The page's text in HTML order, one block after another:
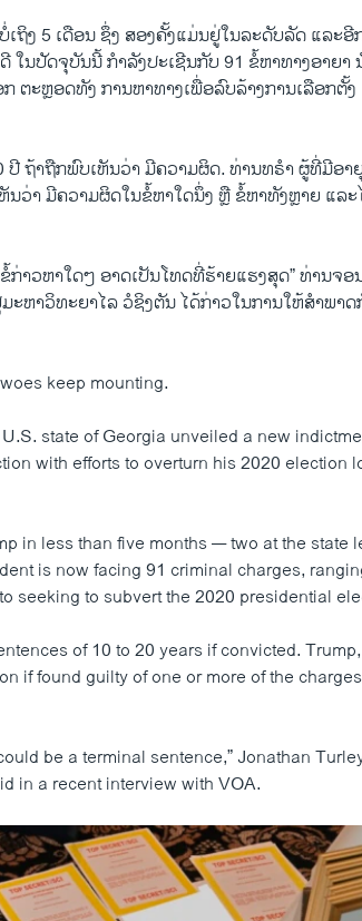
ຖິງ 5 ເດືອນ ຊຶ່ງ ສອງຄັ້ງແມ່ນຢູ່ໃນລະດັບລັດ ແລະອີ
ໃນປັດຈຸບັນນີ້ ກຳລັງປະເຊີນກັບ 91 ຂໍ້ຫາທາງອາຍາ
ະຫຼອດທັງ ການຫາທາງເພື່ອລົບລ້າງການເລືອກຕັ້ງ
ຖ້າຖືກພົບເຫັນວ່າ ມີຄວາມຜິດ. ທ່ານທຣຳ ຜູ້ທີ່ມີອາ
ວ່າ ມີຄວາມຜິດໃນຂໍ້ຫາໃດນຶ່ງ ຫຼື ຂໍ້ຫາທັງຫຼາຍ ແລ
າວຫາໃດໆ ອາດເປັນໂທດທີ່ຮ້າຍແຮງສຸດ” ທ່ານຈອ
ຫາວິທະຍາໄລ ວໍຊິງຕັນ ໄດ້ກ່າວໃນການໃຫ້ສຳພາດ
keep mounting.
state of Georgia unveiled a new
with efforts to overturn his 2020 election
in less than five months — two at the state
is now facing 91 criminal charges,
seeking to subvert the 2020 presidential
of 10 to 20 years if convicted.
if found guilty of one or more of the
be a terminal sentence,” Jonathan
in a recent interview with VOA.